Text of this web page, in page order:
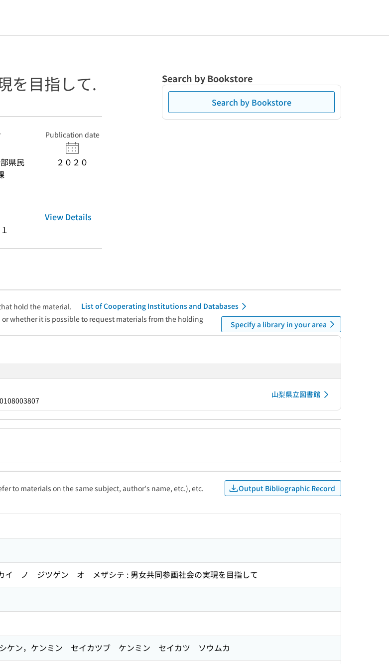
を目指して.
県民
Publication date
２０２０
View Details
Search by Bookstore
Search by Bookstore
hold the material.
List of Cooperating Institutions and Databases
whether it is possible to request materials from the holding
Specify a library in your area
0108003807
山梨県立図書館
to materials on the same subject, author's name, etc.), etc. Output Bibliographic Record
ノ ジツゲン オ メザシテ : 男女共同参画社会の実現を目指して
ケン，ケンミン セイカツブ ケンミン セイカツ ソウムカ